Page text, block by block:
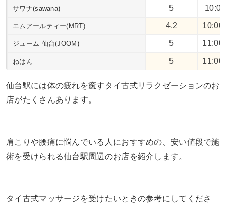
サワナ(sawana) 5
エムアールティー(MRT) 4.2 10:00
ジューム 仙台(JOOM) 5 11:00
ねはん 5 11:00
仙台駅には体の疲れを癒すタイ古式リラクゼーションのお
店がたくさんあります。
肩こりや腰痛に悩んでいる人におすすめの、安い値段で施
術を受けられる仙台駅周辺のお店を紹介します。
タイ古式マッサージを受けたいときの参考にしてくださ